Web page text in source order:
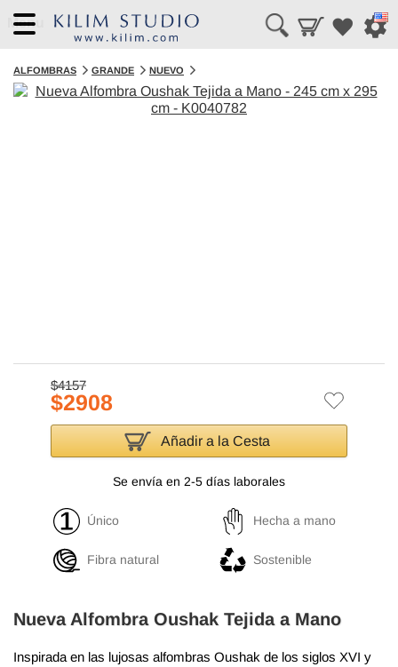
Menu
ALFOMBRAS GRANDE NUEVO
$4157
$2908
Añadir a la Cesta
Se envía en 2-5 días laborales
Único Hecha a mano
Fibra natural Sostenible
Nueva Alfombra Oushak Tejida a Mano
Inspirada en las lujosas alfombras Oushak de los siglos XVI y